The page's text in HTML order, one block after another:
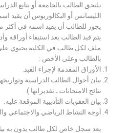
يلتحق الطالب بالجامعة أو يتابع
الليسانس أو البكالوريوس أن يقيد
يجوز للطالب أن يقيد اسمه في
يتم قيد الطالب بعد استيفاء أوراقه
ملف لكل طالب في الكلية يحتوي على
بالطالب وعلى الأخص :
الأوراق المقدمة لإجراء القيد.
بيان أحوال الطالب الدراسية
نتائح الامتحانات ـ تقديراتها ).
بيان العقوبات التأديبية الموقعة عليه.
أوجه النشاط الرياضي والاجتماعي
يعد سجل خاص لكل طالب يدون به